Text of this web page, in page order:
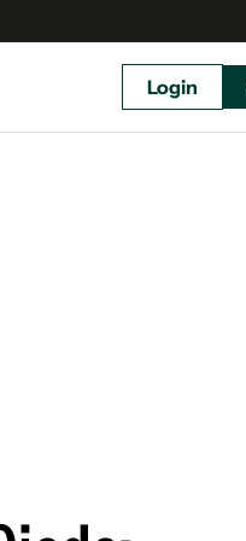
Login